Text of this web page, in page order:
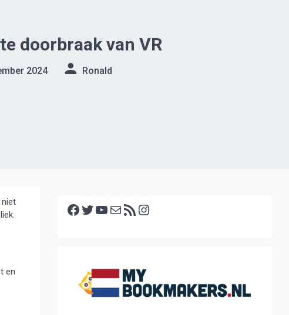
doorbraak van VR
2024 Ronald
niet
en
Facebook Twitter YouTube E-mail RSS feed